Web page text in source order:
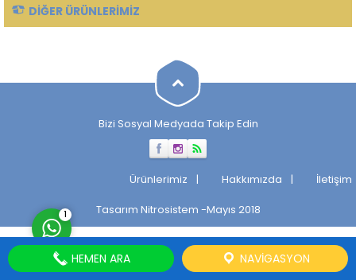
DIĞER ÜRÜNLERIMIZ
Bizi Sosyal Medyada Takip Edin
Ürünlerimiz Hakkımızda
İletişim
Tasarım Nitrosistem -Mayıs 2018
Cevap Yaz
1
HEMEN ARA NAVIGASYON